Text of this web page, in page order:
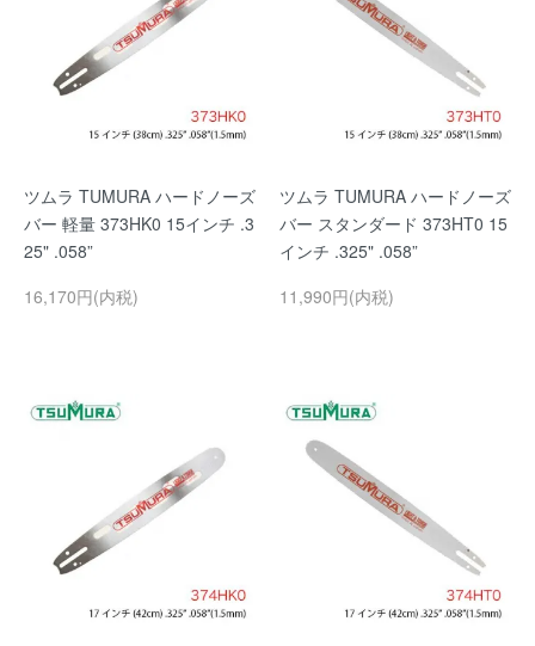
ツムラ TUMURA ハードノーズ
バー 軽量 373HK0 15インチ .3
25" .058”
16,170円(内税)
ツムラ TUMURA ハードノーズ
バー スタンダード 373HT0 15
インチ .325" .058”
11,990円(内税)